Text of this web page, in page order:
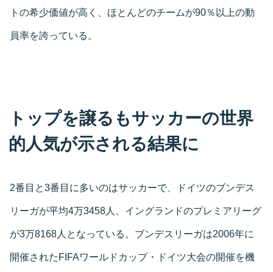
トの希少価値が高く、ほとんどのチームが90％以上の動
員率を誇っている。
トップを譲るもサッカーの世界
的人気が示される結果に
2番目と3番目に多いのはサッカーで、ドイツのブンデス
リーガが平均4万3458人、イングランドのプレミアリーグ
が3万8168人となっている。ブンデスリーガは2006年に
開催されたFIFAワールドカップ・ドイツ大会の開催を機